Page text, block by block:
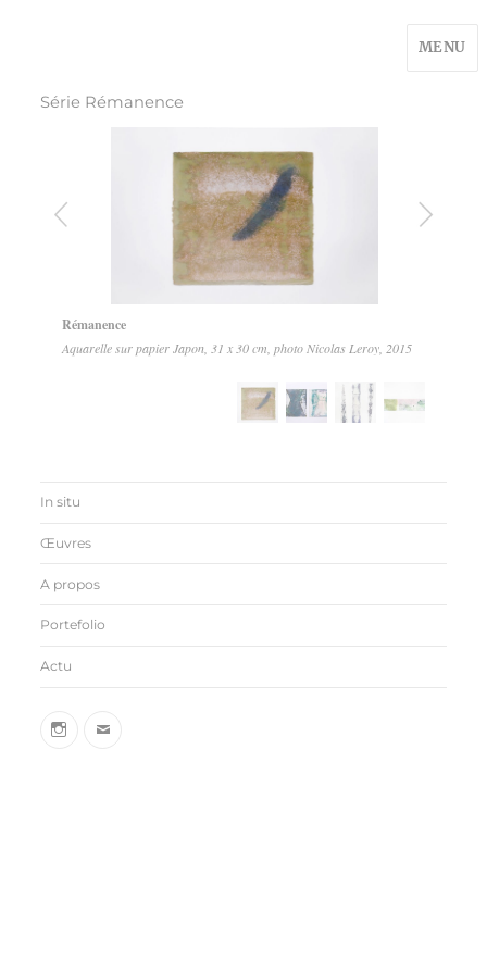
MENU
Série Rémanence
Rémanence
Aquarelle sur papier Japon, 31 x 30 cm, photo Nicolas Leroy, 2015
In situ
Œuvres
A propos
Portefolio
Actu
insta